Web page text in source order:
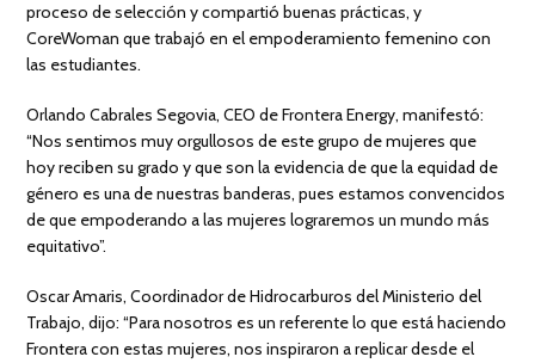
proceso de selección y compartió buenas prácticas, y
CoreWoman que trabajó en el empoderamiento femenino con
las estudiantes.
Orlando Cabrales Segovia, CEO de Frontera Energy, manifestó:
“Nos sentimos muy orgullosos de este grupo de mujeres que
hoy reciben su grado y que son la evidencia de que la equidad de
género es una de nuestras banderas, pues estamos convencidos
de que empoderando a las mujeres lograremos un mundo más
equitativo”.
Oscar Amaris, Coordinador de Hidrocarburos del Ministerio del
Trabajo, dijo: “Para nosotros es un referente lo que está haciendo
Frontera con estas mujeres, nos inspiraron a replicar desde el